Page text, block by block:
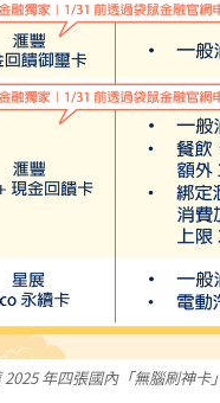
2025 年四張國內「無腦刷神